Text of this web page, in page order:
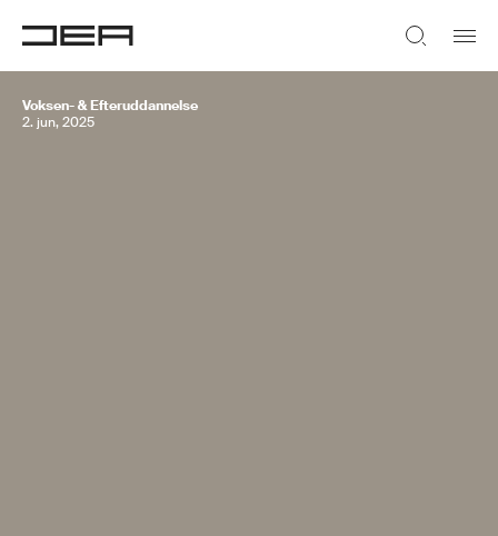
Voksen- & Efteruddannelse
2. jun, 2025